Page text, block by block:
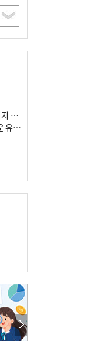
與가 막은 ‘산은 부산행’…전재수 강력한 의지 표명 없인 공염불
田 “장금상선도 설득중”…해운기업 ‘톱다운 유치전’ 가속
구·군 승진 축하화분 관행 없애자니 소상공인 울상
시민이 개발한 폭염 대응 앱 ‘그늘로’ 길안내 지도 등 인기
골목 맛집 발굴 고메 셀렉션…부산시, 페스티벌 시월 연계